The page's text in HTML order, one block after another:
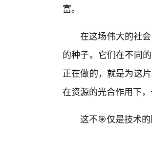
富。
在这场伟大的社
的种子。它们在不同
正在做的，就是为这
在资源的光合作用下
这不🎯仅是技术